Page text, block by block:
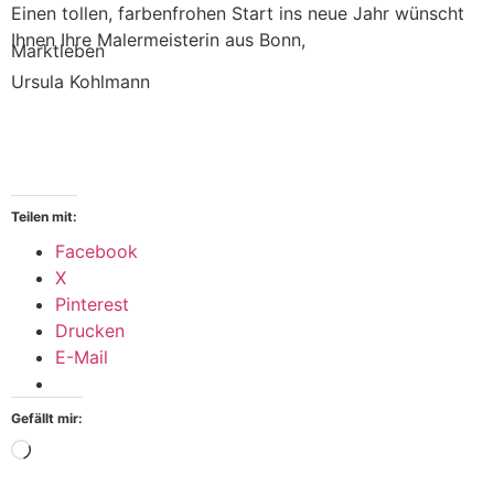
Marktleben
Einen tollen, farbenfrohen Start ins neue Jahr wünscht
Ihnen Ihre Malermeisterin aus Bonn,
Ursula Kohlmann
Teilen mit:
Facebook
X
Pinterest
Drucken
E-Mail
Gefällt mir: